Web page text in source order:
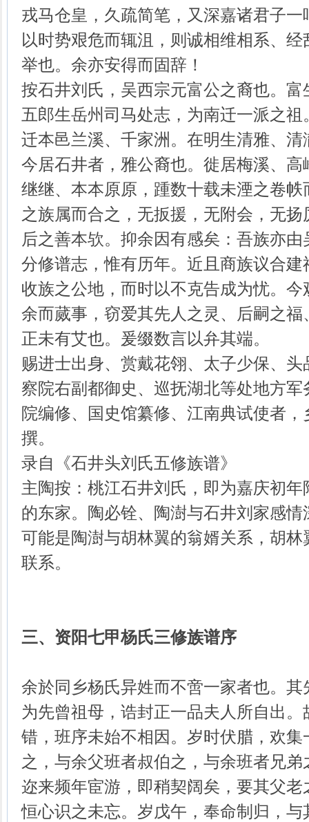
戎马仓皇，久疏简笔，又深嘉诸君子
以时势艰危而辄沮，则诚相维相系、
举也。余亦安得而固辞！
按石井刘氏，吴西宗元富公之裔也。
五郎生岳州司马处志，为南迁一派之
迁本邑兰溪、千家洲。在明生清雅、
今居石井者，雅公裔也。徙居梅溪、
继继、本本原原，踵数十载未湮之卷
之族属而合之，无扳援，无附会，无
后之善本欤。抑余因有感矣：吾族亦
分修谱志，惟有历年。近且商族议合
收族之公地，而时以不克告成为忧。
余而蒇事，窃爱其先人之灵、后嗣之
正未有艾也。爰缀数言以弁其端。
赐进士出身、赏戴花翎、太子少保、
察院右副都御史、巡抚湖北等处地方
院编修、国史馆纂修、江南典试使者
撰。
录自《石井头刘氏五修族谱》
主陶按：桃江石井刘氏，即为嘉庆初
的东家。陶必铨、陶澍与石井刘家感
可能是陶澍与胡林翼的翁婿关系，胡
联系。
三、资阳七甲杨氏三修族谱序
余於同乡杨氏异姓而不啻一家者也。
为先曾祖母，诰封正一品夫人所自出
错，班序未始不相因。岁时伏腊，欢
之，与余父班者叔伯之，与余班者兄
迩来频年宦游，即稍契阔矣，要其父
恒心识之未忘。岁戊午，奉命制归，